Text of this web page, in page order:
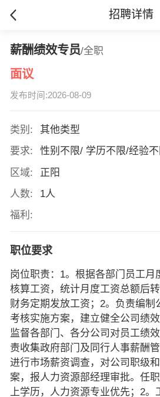
招聘详情
薪酬绩效专员/全职
面议
发布时间:2026-08-09
类别:
其他类型
要求:
性别不限/ 学历不限/经验
区域:
正阳
人数:
1人
福利:
职位要求
岗位职责：1。根据各部门员工月
核算工资，统计月度工资总额后
财务定期发放工资；2。负责编制
考核实施方案，建立健全公司绩
监督各部门、各分公司对员工绩
责收集政府部门及同行人事薪酬
进行市场薪资调查，对公司职级
案，报人力资源部经理审批。任
上学历，人力资源专业优先；2